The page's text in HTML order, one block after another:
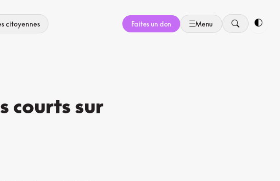
citoyennes Faites un don Menu
courts sur